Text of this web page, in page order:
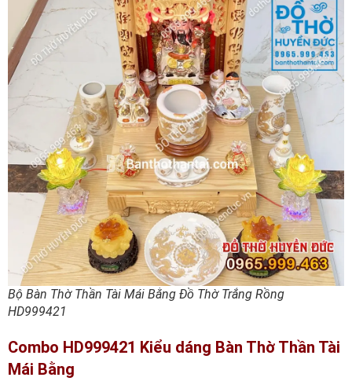
Bộ Bàn Thờ Thần Tài Mái Bằng Đồ Thờ Trắng Rồng
HD999421
Combo HD999421 Kiểu dáng Bàn Thờ Thần Tài
Mái Bằng